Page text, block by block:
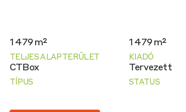
1 479 m²
TELJES ALAPTERÜLET
1 479 m²
KIADÓ
CTBox
TÍPUS
Tervezett
STATUS